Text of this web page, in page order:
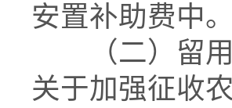
安置补助费中。
（二）留用
关于加强征收